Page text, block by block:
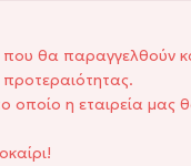
θα παραγγελθούν
η εταιρεία μας